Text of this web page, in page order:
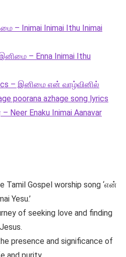
– Inimai Inimai Ithu Inimai
– Enna Inimai Ithu
– இனிமை என் வாழ்வினில்
poorana azhage song lyrics
Enaku Inimai Aanavar
Tamil Gospel worship song ‘என்
Yesu.’
of seeking love and finding
presence and significance of